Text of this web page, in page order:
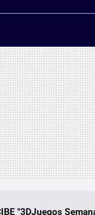
"3DJuegos